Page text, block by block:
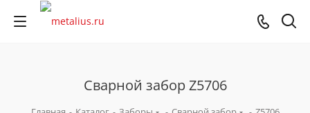
Сварной забор Z5706